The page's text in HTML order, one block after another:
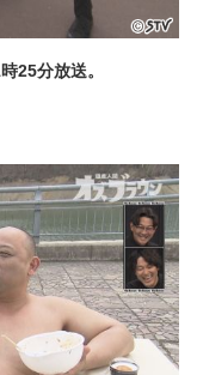
25分放送。